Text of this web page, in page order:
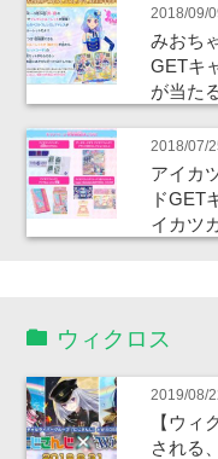
2018/09/
みおち
GETキ
が当た
2018/07/
アイカ
ドGET
イカツ
ウィクロス
2019/08/
【ウィ
される